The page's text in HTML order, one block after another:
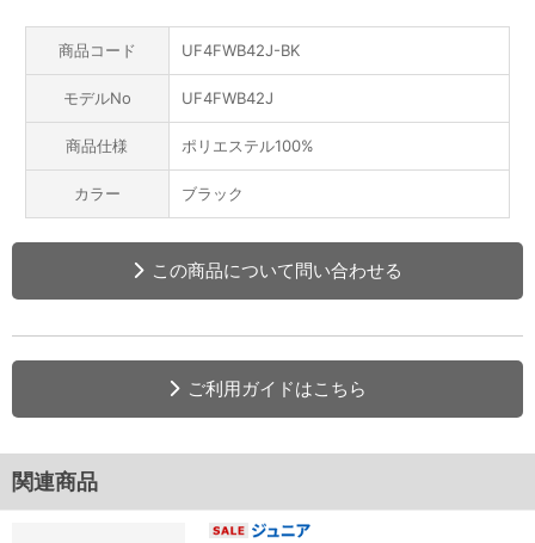
商品コード UF4FWB42J-BK
モデルNo UF4FWB42J
商品仕様 ポリエステル100%
カラー ブラック
この商品について問い合わせる
ご利用ガイドはこちら
関連商品